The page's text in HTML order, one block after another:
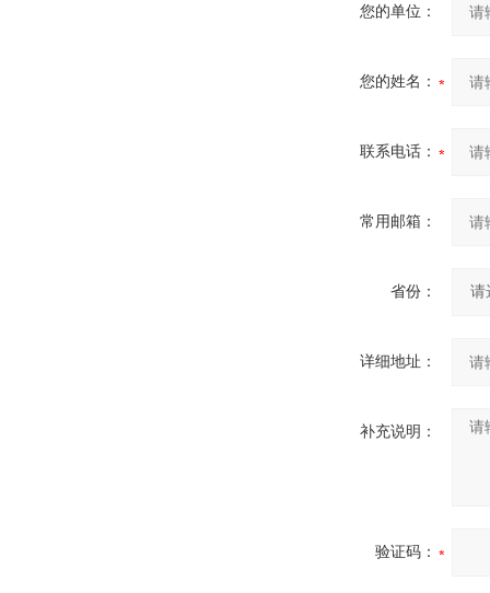
您的单位：
您的姓名：
联系电话：
常用邮箱：
省份：
详细地址：
补充说明：
验证码：